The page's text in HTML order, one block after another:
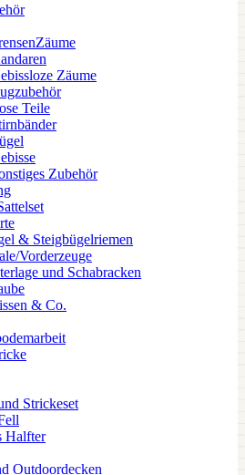
Zäume
Teile
Zubehör
& Steigbügelriemen
Vorderzeuge
und Schabracken
& Co.
Strickeset
Halfter
Outdoordecken